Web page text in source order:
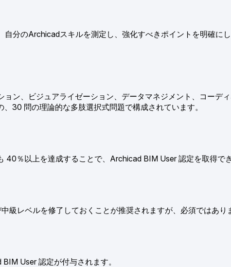
分のArchicadスキルを測定し、強化すべきポイントを明確に
ン、ビジュアライゼーション、データマネジメント、コーデ
30 問の理論的な多肢選択式問題で構成されています。
％以上を達成することで、Archicad BIM User 認定を取得でき
級レベルを修了しておくことが推奨されますが、必須ではあり
User 認定が付与されます。